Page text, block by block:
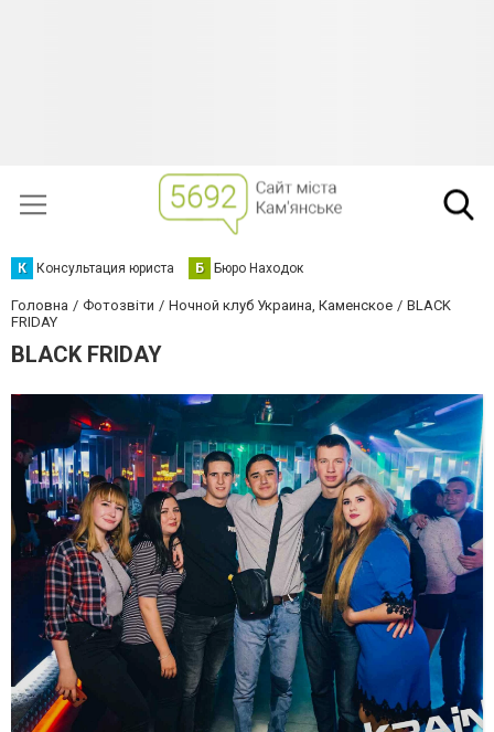
К Консультация юриста Б Бюро Находок
Головна Фотозвіти Ночной клуб Украина, Каменское
BLACK
FRIDAY
BLACK FRIDAY